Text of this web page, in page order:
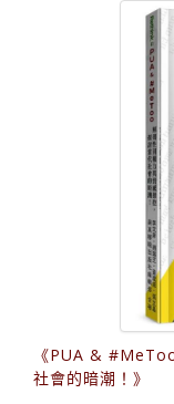
《PUA &
社會的暗潮！》